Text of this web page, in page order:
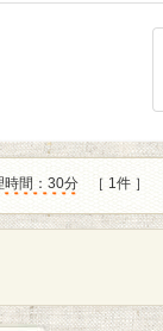
時間：30分 ［ 1件 ］